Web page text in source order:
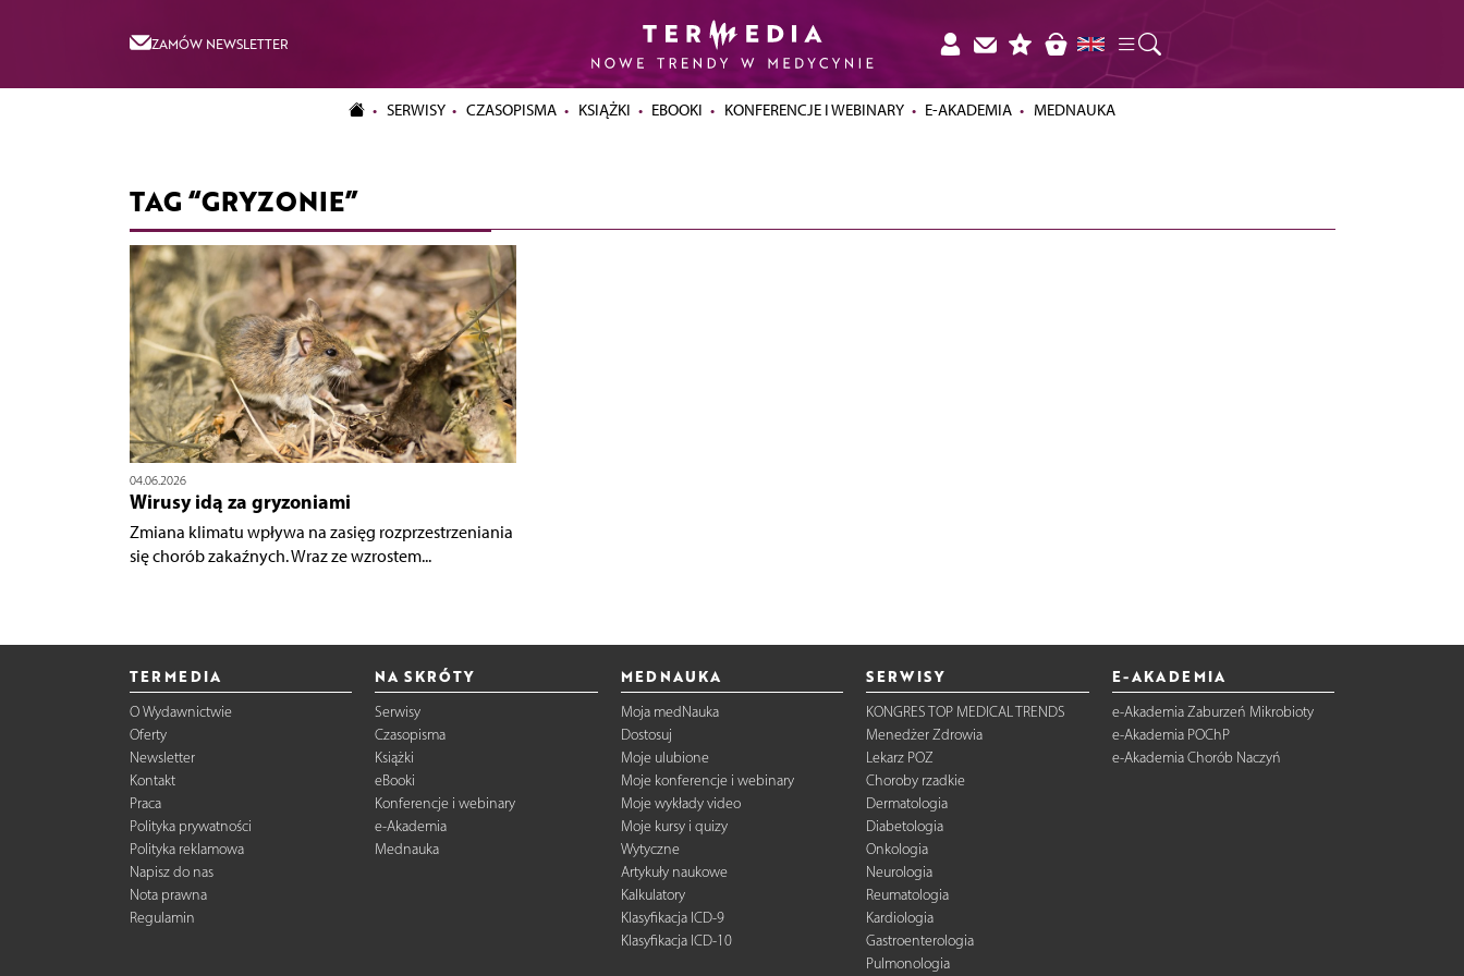
ZAMÓW NEWSLETTER
SERWISY CZASOPISMA KSIĄŻKI EBOOKI KONFERENCJE I WEBINARY E-AKADEMIA MEDNAUKA
TAG “GRYZONIE”
04.06.2026
Wirusy idą za gryzoniami
Zmiana klimatu wpływa na zasięg rozprzestrzeniania
się chorób zakaźnych. Wraz ze wzrostem...
TERMEDIA
O Wydawnictwie
Oferty
Newsletter
Kontakt
Praca
Polityka prywatności
Polityka reklamowa
Napisz do nas
Nota prawna
Regulamin
NA SKRÓTY
Serwisy
Czasopisma
Książki
eBooki
Konferencje i webinary
e-Akademia
Mednauka
MEDNAUKA
Moja medNauka
Dostosuj
Moje ulubione
Moje konferencje i webinary
Moje wykłady video
Moje kursy i quizy
Wytyczne
Artykuły naukowe
Kalkulatory
Klasyfikacja ICD-9
Klasyfikacja ICD-10
SERWISY
KONGRES TOP MEDICAL TRENDS
Menedżer Zdrowia
Lekarz POZ
Choroby rzadkie
Dermatologia
Diabetologia
Onkologia
Neurologia
Reumatologia
Kardiologia
Gastroenterologia
Pulmonologia
E-AKADEMIA
e-Akademia Zaburzeń Mikrobioty
e-Akademia POChP
e-Akademia Chorób Naczyń